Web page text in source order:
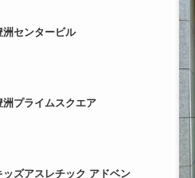
洲センタービル
洲プライムスクエア
ッズアスレチック アドベン